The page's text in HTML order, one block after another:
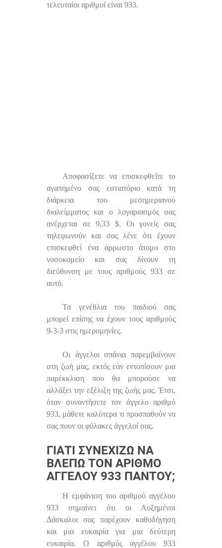
τελευταίοι αριθμοί είναι 933.
Αποφασίζετε να επισκεφθείτε το
αγαπημένο σας εστιατόριο κατά τη
διάρκεια του μεσημεριανού
διαλείμματος και ο λογαριασμός σας
ανέρχεται σε 9,33 $. Οι γονείς σας
τηλεφωνούν και σας λένε ότι έχουν
επισκεφθεί ένα άρρωστο άτομο στο
νοσοκομείο και σας δίνουν τη
διεύθυνση με τους αριθμούς 933 σε
αυτό.
Τα γενέθλια του παιδιού σας
μπορεί επίσης να έχουν τους αριθμούς
9-3-3 στις ημερομηνίες.
Οι άγγελοι σπάνια παρεμβαίνουν
στη ζωή μας, εκτός εάν εντοπίσουν μια
παρέκκλιση που θα μπορούσε να
αλλάξει την εξέλιξη της ζωής μας. Έτσι,
όταν συναντήσετε τον άγγελο αριθμό
933, μάθετε καλύτερα τι προσπαθούν να
σας πουν οι φύλακες άγγελοί σας.
ΓΙΑΤΊ ΣΥΝΕΧΊΖΩ ΝΑ
ΒΛΈΠΩ ΤΟΝ ΑΡΙΘΜΌ
ΑΓΓΈΛΟΥ 933 ΠΑΝΤΟΎ;
Η εμφάνιση του αριθμού αγγέλου
933 σημαίνει ότι οι Αυξημένοι
Δάσκαλοι σας παρέχουν καθοδήγηση
και μια ευκαιρία για μια δεύτερη
ευκαιρία. Ο αριθμός αγγέλου 933